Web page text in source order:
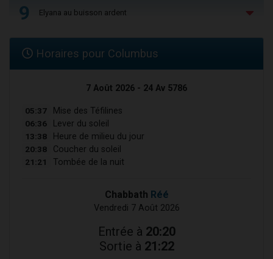
9 Elyana au buisson ardent
Horaires pour Columbus
7 Août 2026 - 24 Av 5786
05:37 Mise des Téfilines
06:36 Lever du soleil
13:38 Heure de milieu du jour
20:38 Coucher du soleil
21:21 Tombée de la nuit
Chabbath Réé
Vendredi 7 Août 2026
Entrée à 20:20
Sortie à 21:22